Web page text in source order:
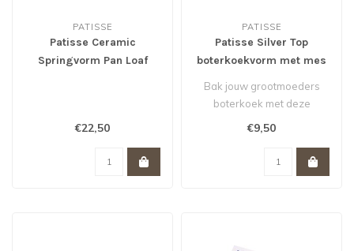
PATISSE
Patisse Ceramic
Springvorm Pan Loaf
€22,50
PATISSE
Patisse Silver Top
boterkoekvorm met mes
Bak jouw grootmoeders
boterkoek met deze
€9,50